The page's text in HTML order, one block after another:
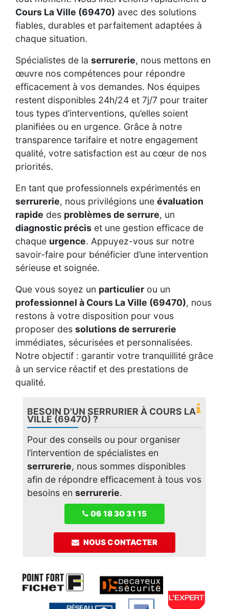
Cours La Ville (69470) avec des solutions
fiables, durables et parfaitement adaptées à
chaque situation.
Spécialistes de la serrurerie, nous mettons en
œuvre nos compétences pour répondre
efficacement à vos demandes. Nos équipes
restent disponibles 24h/24 et 7j/7 pour traiter
tous types d’interventions, qu’elles soient
planifiées ou en urgence. Grâce à notre
transparence tarifaire et notre engagement
qualité, votre satisfaction est au cœur de nos
priorités.
En tant que professionnels expérimentés en
serrurerie, nous privilégions une évaluation
rapide des problèmes de serrure, un
diagnostic précis et une gestion efficace de
chaque urgence. Appuyez-vous sur notre
savoir-faire pour bénéficier d’une intervention
sérieuse et soignée.
Que vous soyez un particulier ou un
professionnel à Cours La Ville (69470), nous
restons à votre disposition pour vous
proposer des solutions de serrurerie
immédiates, sécurisées et personnalisées.
Notre objectif : garantir votre tranquillité grâce
à un service réactif et des prestations de
qualité.
BESOIN D'UN SERRURIER À COURS LA
VILLE (69470) ?
Pour des conseils ou pour organiser
l’intervention de spécialistes en
serrurerie, nous sommes disponibles
afin de répondre efficacement à tous vos
besoins en serrurerie.
06 18 30 31 15
NOUS CONTACTER